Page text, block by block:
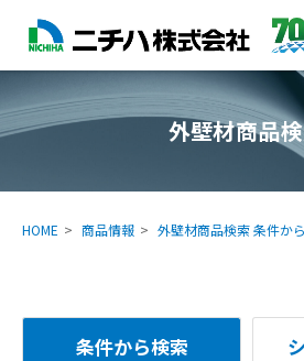
外壁材商品
HOME 商品情報 外壁材商品検索 条件か
条件から検索